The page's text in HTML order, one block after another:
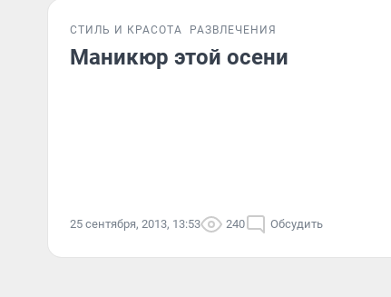
СТИЛЬ И КРАСОТА РАЗВЛЕЧЕНИЯ
Маникюр этой осени
25 сентября, 2013, 13:53 240 Обсудить